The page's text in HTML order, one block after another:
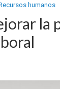
humanos
la